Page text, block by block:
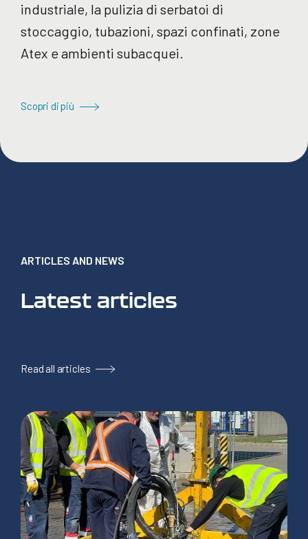
industriale, la pulizia di serbatoi di
stoccaggio, tubazioni, spazi confinati, zone
Atex e ambienti subacquei.
Scopri di più
ARTICLES AND NEWS
Latest articles
Read all articles